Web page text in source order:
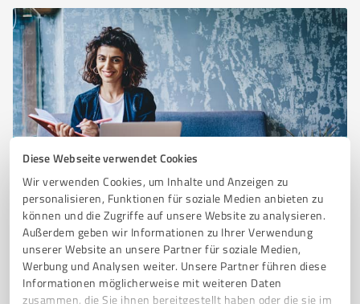
Diese Webseite verwendet Cookies
Wir verwenden Cookies, um Inhalte und Anzeigen zu
personalisieren, Funktionen für soziale Medien anbieten zu
können und die Zugriffe auf unsere Website zu analysieren.
Außerdem geben wir Informationen zu Ihrer Verwendung
unserer Website an unsere Partner für soziale Medien,
Werbung und Analysen weiter. Unsere Partner führen diese
Informationen möglicherweise mit weiteren Daten
zusammen, die Sie ihnen bereitgestellt haben oder die sie im
Sie möchten auch hier gelistet werden?
Registrieren Sie sich jetzt und werden Sie ein von
Kunden empfohlener ProvenExpert!
1